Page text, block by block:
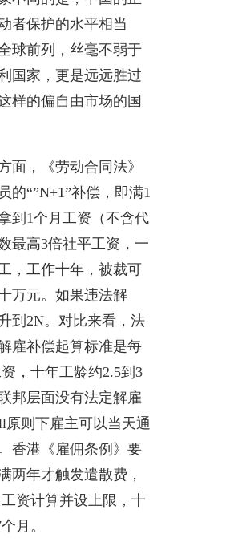
者保护的水平相当
球前列，丝毫不弱于
国家，更是远远胜过
样的偏自由市场的国
面，《劳动合同法》
的“”N+1”补偿，即满1
到1个月工资（不含代
最高3倍社平工资，一
，工作十年，被裁可
万元。如果违法解
到2N。对比来看，法
雇补偿起算标准是每
，十年工龄约2.5到3
邦层面没有法定解雇
原则下雇主可以当天通
香港《雇佣条例》要
两年才触发遣散费，
资计算并设上限，十
月。